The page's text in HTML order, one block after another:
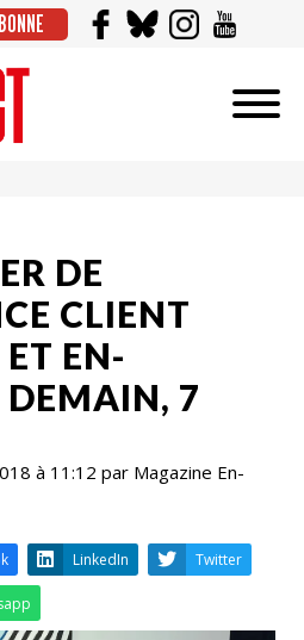
DE
CLIENT
EN-
DEMAIN, 7
à 11:12 par Magazine En-